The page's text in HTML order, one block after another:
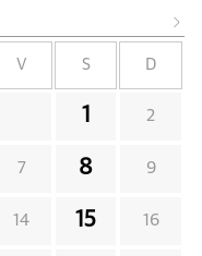
V S D
1 2
7 8 9
14 15 16